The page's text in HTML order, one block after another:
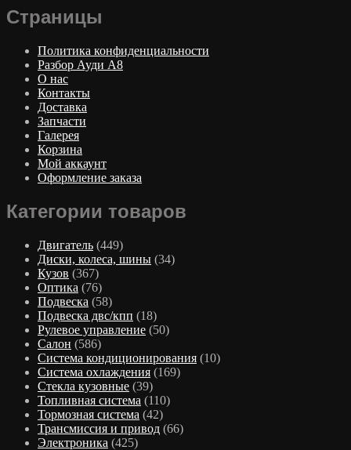
Страницы
Политика конфиденциальности
Разбор Ауди А8
О нас
Контакты
Доставка
Запчасти
Галерея
Корзина
Мой аккаунт
Оформление заказа
Категории товаров
Двигатель (449)
Диски, колеса, шины (34)
Кузов (367)
Оптика (76)
Подвеска (58)
Подвеска двс/кпп (18)
Рулевое управление (50)
Салон (586)
Система кондиционирования (10)
Система охлаждения (169)
Стекла кузовные (39)
Топливная система (110)
Тормозная система (42)
Трансмиссия и привод (66)
Электроника (425)